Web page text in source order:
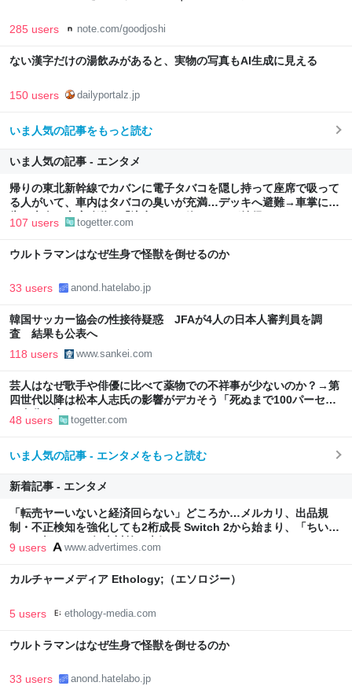
285 users note.com/goodjoshi
ない漢字だけの湯飲みがあると、実物の写真もAI生成に見える
150 users dailyportalz.jp
いま人気の記事をもっと読む
いま人気の記事 - エンタメ
帰りの東北新幹線でカバンに電子タバコを隠し持って座席で吸って
る人がいて、車内はタバコの臭いが充満…デッキへ避難→車掌に報
告、本人は座席移動に「注意だけで終わるのが納得いかない」
107 users togetter.com
ウルトラマンはなぜ生身で怪獣を倒せるのか
33 users anond.hatelabo.jp
韓国サッカー協会の性接待疑惑 JFAが4人の日本人審判員を調
査 結果も公表へ
118 users www.sankei.com
芸人はなぜ歌手や俳優に比べて薬物での不祥事が少ないのか？→第
四世代以降は松本人志氏の影響がデカそう「死ぬまで100パーセン
ト自分の力でやっていきたい」
48 users togetter.com
いま人気の記事 - エンタメをもっと読む
新着記事 - エンタメ
「転売ヤーいないと経済回らない」どころか…メルカリ、出品規
制・不正検知を強化しても2桁成長 Switch 2から始まり、「ちいか
わ」で極まった“転売対策の本気”
9 users www.advertimes.com
カルチャーメディア Ethology;（エソロジー）
5 users ethology-media.com
ウルトラマンはなぜ生身で怪獣を倒せるのか
33 users anond.hatelabo.jp